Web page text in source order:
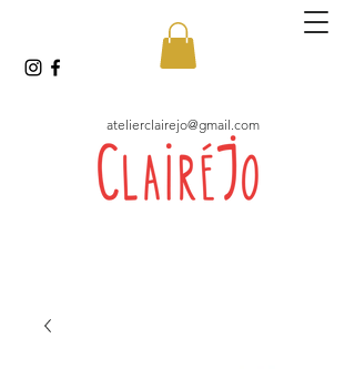
atelierclairejo@gmail.com